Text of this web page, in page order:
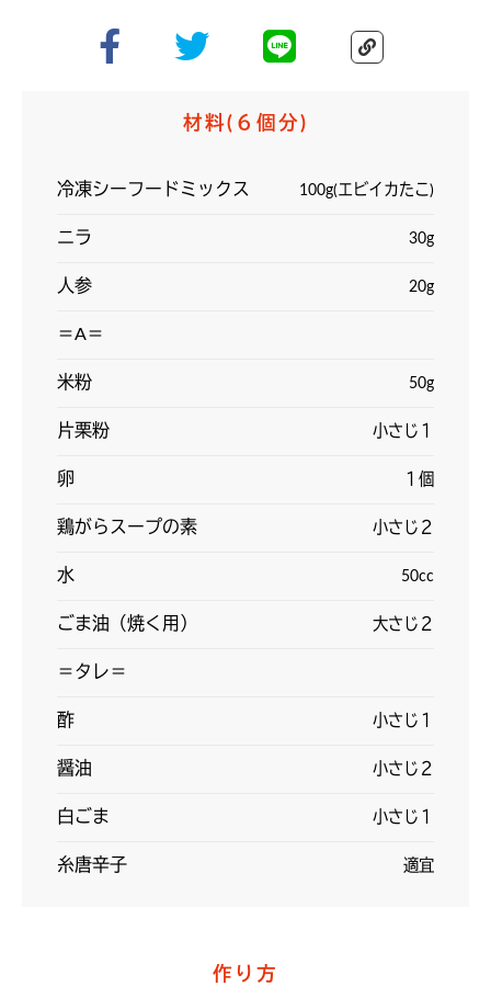
材料(６個分)
冷凍シーフードミックス 100g(エビイカたこ)
ニラ 30g
人参 20g
＝A＝
米粉 50g
片栗粉 小さじ１
卵 １個
鶏がらスープの素 小さじ２
水 50cc
ごま油（焼く用） 大さじ２
＝タレ＝
酢 小さじ１
醤油 小さじ２
白ごま 小さじ１
糸唐辛子 適宜
作り方